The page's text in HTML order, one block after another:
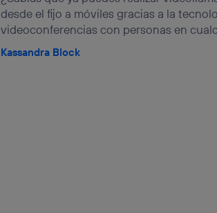
desde el fijo a móviles gracias a la
videoconferencias con personas en
Kassandra Block